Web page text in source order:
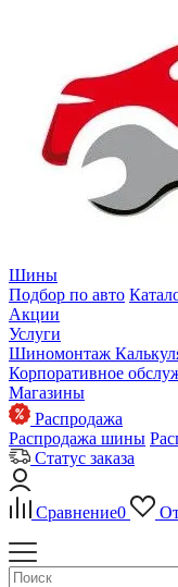
Шины
Подбор по авто
Акции
Услуги
Шиномонтаж
Корпоративное
Магазины
Распродажа
Распродажа шины
Статус заказа
Сравнение0